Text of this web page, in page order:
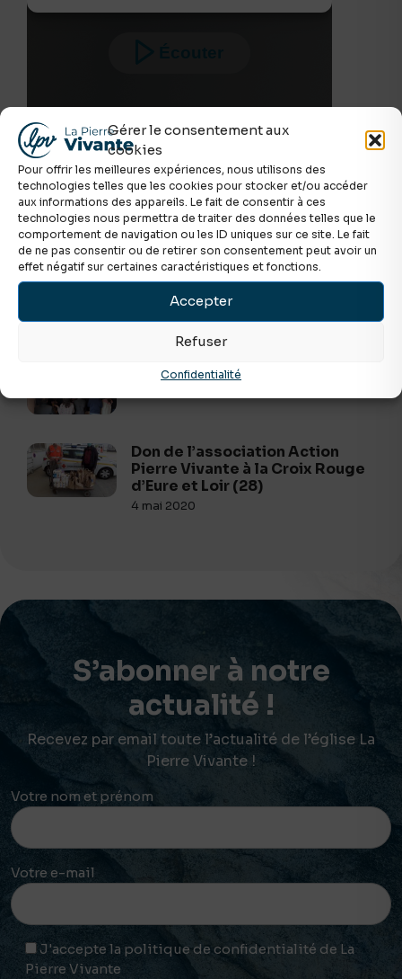
Gérer le consentement aux
cookies
Pour offrir les meilleures expériences, nous utilisons des
technologies telles que les cookies pour stocker et/ou accéder
aux informations des appareils. Le fait de consentir à ces
technologies nous permettra de traiter des données telles que le
comportement de navigation ou les ID uniques sur ce site. Le fait
de ne pas consentir ou de retirer son consentement peut avoir un
effet négatif sur certaines caractéristiques et fonctions.
Accepter
Refuser
Confidentialité
Vous devriez aimer
Retour sur le Congrès National
FEPEF 2025 à Reims
6 juin 2025
Notre Dieu est fidèle
Don de l’association Action
Pierre Vivante à la Croix Rouge
d’Eure et Loir (28)
4 mai 2020
S’abonner à notre
actualité !
Recevez par email toute l’actualité de l’église La
Pierre Vivante !
Votre nom et prénom
Votre e-mail
J'accepte la politique de confidentialité de La
Pierre Vivante